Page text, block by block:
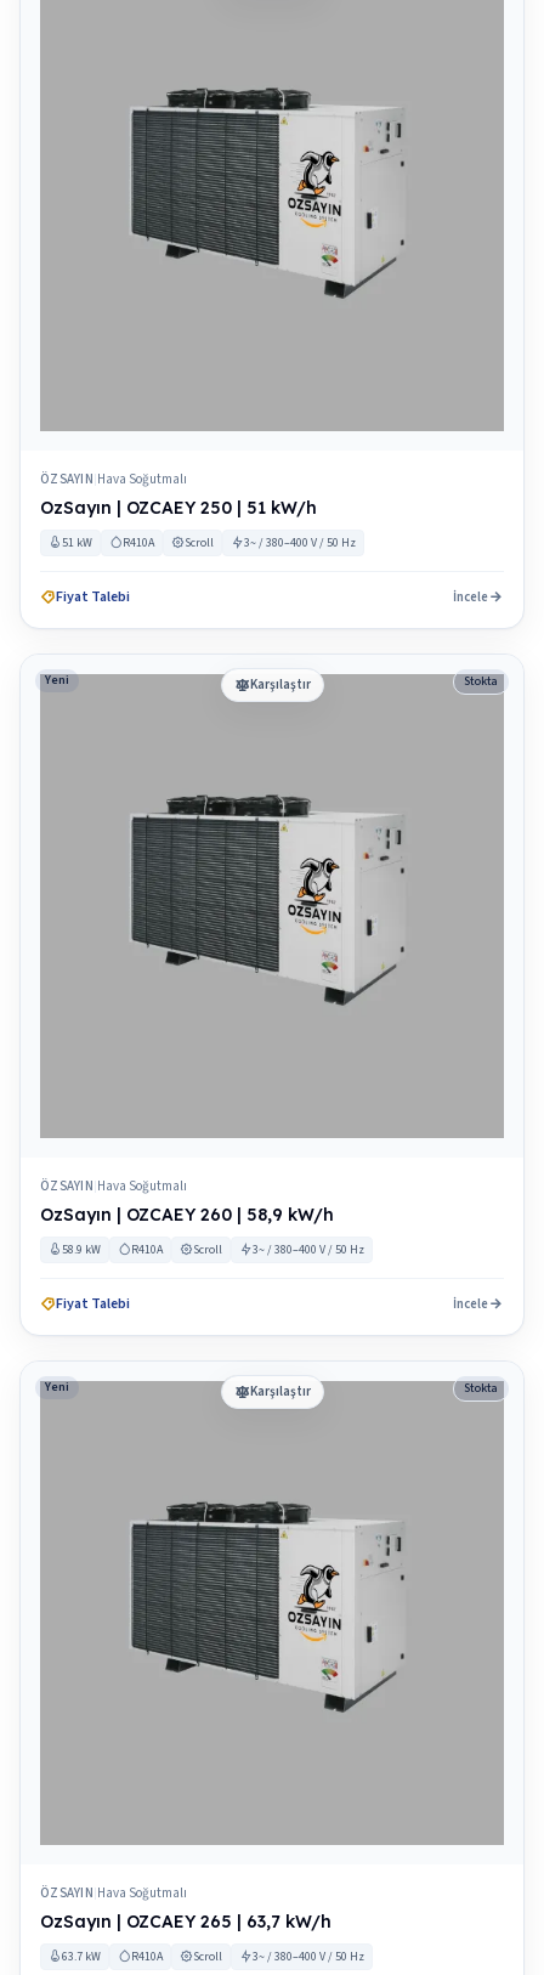
ÖZSAYIN|Hava Soğutmalı
OzSayın | OZCAEY 250 | 51 kW/h
51 kW R410A Scroll 3~ / 380–400 V / 50 Hz
Fiyat Talebi İncele
Karşılaştır
Yeni Stokta
ÖZSAYIN|Hava Soğutmalı
OzSayın | OZCAEY 260 | 58,9 kW/h
58.9 kW R410A Scroll 3~ / 380–400 V / 50 Hz
Fiyat Talebi İncele
Karşılaştır
Yeni Stokta
ÖZSAYIN|Hava Soğutmalı
OzSayın | OZCAEY 265 | 63,7 kW/h
63.7 kW R410A Scroll 3~ / 380–400 V / 50 Hz